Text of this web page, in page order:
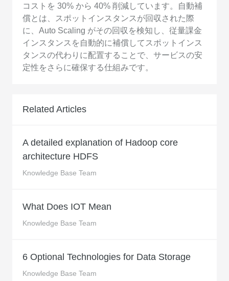
コストを 30% から 40% 削減しています。自動補
償とは、スポットインスタンスが回収された際
に、Auto Scaling がその回収を検知し、従量課金
インスタンスを自動的に補償してスポットインス
タンスの代わりに配置することで、サービスの安
定性をさらに確保する仕組みです。
Related Articles
A detailed explanation of Hadoop core
architecture HDFS
Knowledge Base Team
What Does IOT Mean
Knowledge Base Team
6 Optional Technologies for Data Storage
Knowledge Base Team